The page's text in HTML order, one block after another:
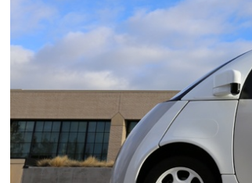
el submenú para Nuestro sector
el submenú para Innovación en